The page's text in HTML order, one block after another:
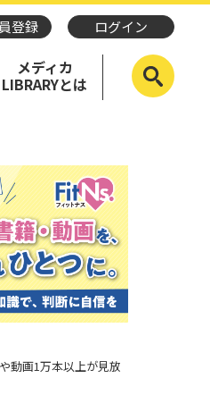
登録 ログイン
メディカ
LIBRARYとは
動画1万本以上が見放